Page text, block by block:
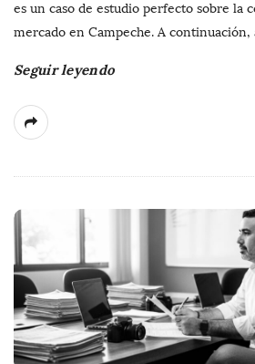
es un caso de estudio perfecto sobre la
mercado en Campeche. A continuación,
Seguir leyendo